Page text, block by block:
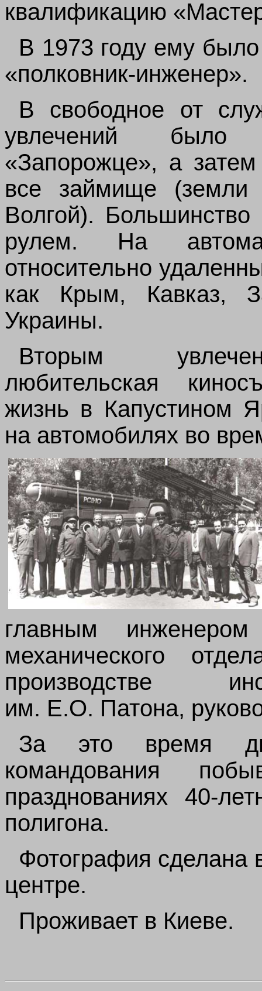
квалификацию
В 1973 году ему
«полковник-инженер».
В свободное от
увлечений было
«Запорожце», а
все займище
Волгой).
рулем. На
относительно
как Крым, Кавказ,
Украины.
Вторым
любительская
жизнь в Капустином
на автомобилях во
главным
механического
производстве
им. Е.О. Патона,
За это время
командования
празднованиях 40-
полигона.
Фотография сделана
центре.
Проживает в Киеве.